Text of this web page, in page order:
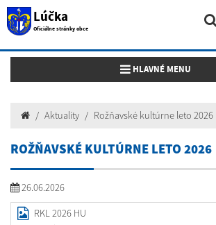
Lúčka
Oficiálne stránky obce
Toggle navigation
HLAVNÉ MENU
Aktuality Rožňavské kultúrne leto 2026
ROŽŇAVSKÉ KULTÚRNE LETO 2026
26.06.2026
RKL 2026 HU